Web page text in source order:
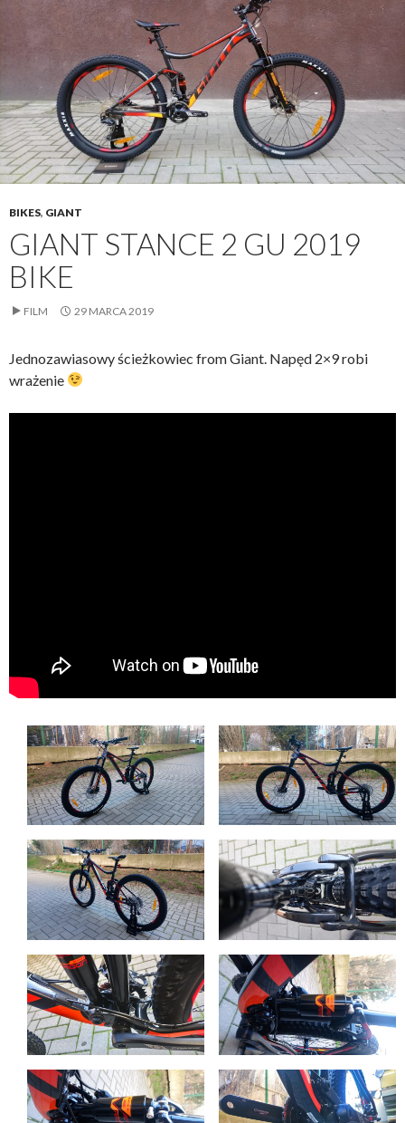
BIKES, GIANT
GIANT STANCE 2 GU 2019
BIKE
FILM 29 MARCA 2019
Jednozawiasowy ścieżkowiec from Giant. Napęd 2×9 robi
wrażenie